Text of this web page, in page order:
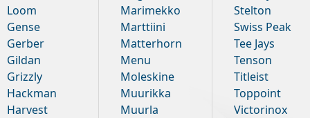
Loom
Gense
Gerber
Gildan
Grizzly
Hackman
Harvest
Marimekko
Marttiini
Matterhorn
Menu
Moleskine
Muurikka
Muurla
Stelton
Swiss Peak
Tee Jays
Tenson
Titleist
Toppoint
Victorinox